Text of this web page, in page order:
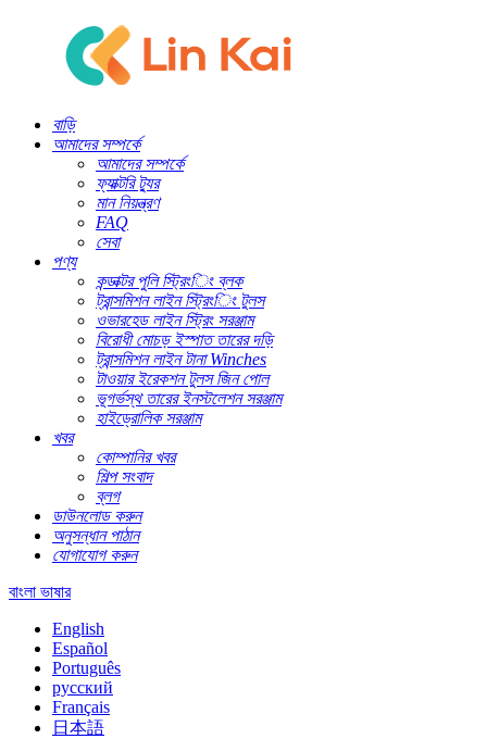
বাড়ি
আমাদের সম্পর্কে
আমাদের সম্পর্কে
ফ্যাক্টরি ট্যুর
মান নিয়ন্ত্রণ
FAQ
সেবা
পণ্য
কন্ডাক্টর পুলি স্ট্রিংিং ব্লক
ট্রান্সমিশন লাইন স্ট্রিংিং টুলস
ওভারহেড লাইন স্ট্রিং সরঞ্জাম
বিরোধী মোচড় ইস্পাত তারের দড়ি
ট্রান্সমিশন লাইন টানা Winches
টাওয়ার ইরেকশন টুলস জিন পোল
ভূগর্ভস্থ তারের ইনস্টলেশন সরঞ্জাম
হাইড্রোলিক সরঞ্জাম
খবর
কোম্পানির খবর
শিল্প সংবাদ
ব্লগ
ডাউনলোড করুন
অনুসন্ধান পাঠান
যোগাযোগ করুন
বাংলা ভাষার
English
Español
Português
русский
Français
日本語